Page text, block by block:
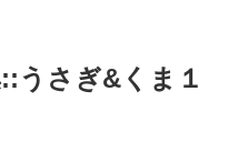
うさぎ&くま１